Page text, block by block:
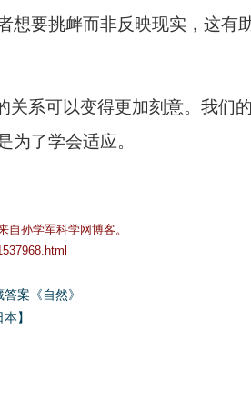
想要挑衅而非反映现实，这有
关系可以变得更加刻意。我们
为了学会适应。
孙学军科学网博客。
案《自然》
】